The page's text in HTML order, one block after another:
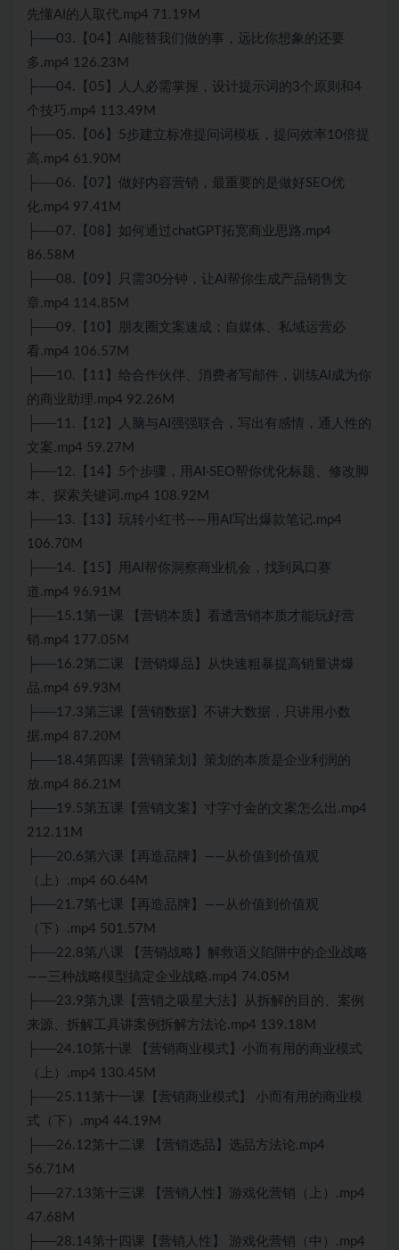
先懂AI的人取代.mp4 71.19M
├──03.【04】AI能替我们做的事，远比你想象的还要
多.mp4 126.23M
├──04.【05】人人必需掌握，设计提示词的3个原则和4
个技巧.mp4 113.49M
├──05.【06】5步建立标准提问词模板，提问效率10倍提
高.mp4 61.90M
├──06.【07】做好内容营销，最重要的是做好SEO优
化.mp4 97.41M
├──07.【08】如何通过chatGPT拓宽商业思路.mp4
86.58M
├──08.【09】只需30分钟，让AI帮你生成产品销售文
章.mp4 114.85M
├──09.【10】朋友圈文案速成；自媒体、私域运营必
看.mp4 106.57M
├──10.【11】给合作伙伴、消费者写邮件，训练AI成为你
的商业助理.mp4 92.26M
├──11.【12】人脑与AI强强联合，写出有感情，通人性的
文案.mp4 59.27M
├──12.【14】5个步骤，用AI·SEO帮你优化标题、修改脚
本、探索关键词.mp4 108.92M
├──13.【13】玩转小红书——用AI写出爆款笔记.mp4
106.70M
├──14.【15】用AI帮你洞察商业机会，找到风口赛
道.mp4 96.91M
├──15.1第一课 【营销本质】看透营销本质才能玩好营
销.mp4 177.05M
├──16.2第二课 【营销爆品】从快速粗暴提高销量讲爆
品.mp4 69.93M
├──17.3第三课【营销数据】不讲大数据，只讲用小数
据.mp4 87.20M
├──18.4第四课【营销策划】策划的本质是企业利润的
放.mp4 86.21M
├──19.5第五课【营销文案】寸字寸金的文案怎么出.mp4
212.11M
├──20.6第六课【再造品牌】——从价值到价值观
（上）.mp4 60.64M
├──21.7第七课【再造品牌】——从价值到价值观
（下）.mp4 501.57M
├──22.8第八课 【营销战略】解救语义陷阱中的企业战略
——三种战略模型搞定企业战略.mp4 74.05M
├──23.9第九课【营销之吸星大法】从拆解的目的、案例
来源、拆解工具讲案例拆解方法论.mp4 139.18M
├──24.10第十课 【营销商业模式】小而有用的商业模式
（上）.mp4 130.45M
├──25.11第十一课【营销商业模式】 小而有用的商业模
式（下）.mp4 44.19M
├──26.12第十二课 【营销选品】选品方法论.mp4
56.71M
├──27.13第十三课 【营销人性】游戏化营销（上）.mp4
47.68M
├──28.14第十四课【营销人性】 游戏化营销（中）.mp4